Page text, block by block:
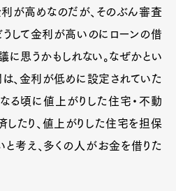
が高めなのだが、そのぶん審査
して金利が高いのにローンの借
思うかもしれない。なぜかとい
、金利が低めに設定されていた
る頃に値上がりした住宅・不動
たり、値上がりした住宅を担保
考え、多くの人がお金を借りた